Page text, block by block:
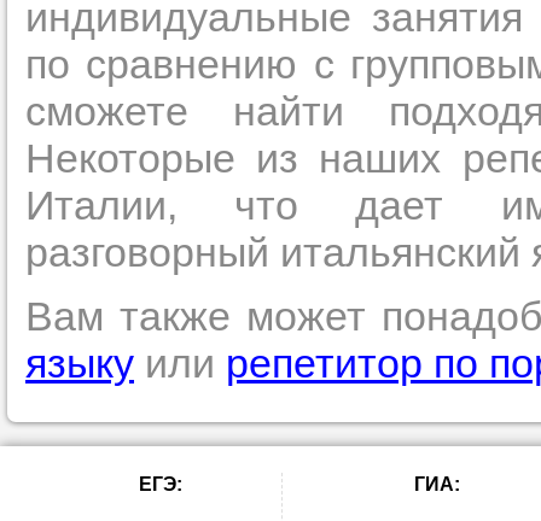
Мы
в
советам,
репетитора
Совет 3.
студент-
хорошо
задачей. Он
индивидуальные
по сравнению с
сможете найти
Некоторые из наших
Италии, что дает им
разговорный итальянский
Вам также может
языку или репетитор по
ЕГЭ: ГИА: